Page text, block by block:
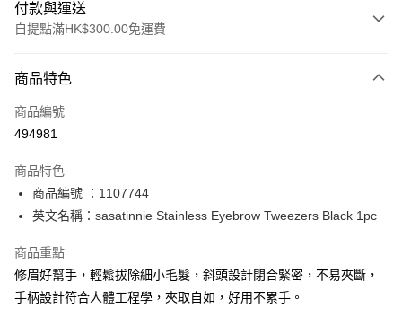
付款與運送
自提點滿HK$300.00免運費
信用卡
Apple Pay
PayMe
WeChat Pay
BoC Pay
送貨方式
商品特色
商品編號
494981
商品特色
商品編號 ：1107744
英文名稱：sasatinnie Stainless Eyebrow Tweezers Black 1pc
商品重點
修眉好幫手，輕鬆拔除細小毛髮，斜頭設計閉合緊密，不易夾斷，
手柄設計符合人體工程學，夾取自如，好用不累手。